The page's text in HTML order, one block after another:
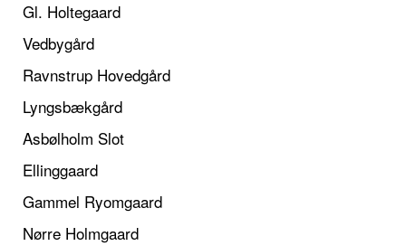
Gl. Holtegaard
Vedbygård
Ravnstrup Hovedgård
Lyngsbækgård
Asbølholm Slot
Ellinggaard
Gammel Ryomgaard
Nørre Holmgaard